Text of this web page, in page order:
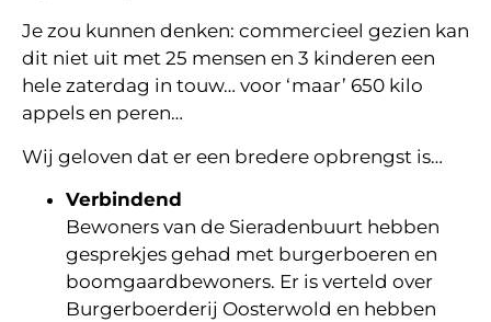
Je zou kunnen denken: commercieel gezien kan
dit niet uit met 25 mensen en 3 kinderen een
hele zaterdag in touw… voor ‘maar’ 650 kilo
appels en peren…
Wij geloven dat er een bredere opbrengst is…
Verbindend
Bewoners van de Sieradenbuurt hebben
gesprekjes gehad met burgerboeren en
boomgaardbewoners. Er is verteld over
Burgerboerderij Oosterwold en hebben